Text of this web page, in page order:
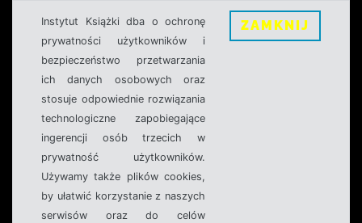
Instytut Książki dba o ochronę
prywatności użytkowników i
bezpieczeństwo przetwarzania
ich danych osobowych oraz
stosuje odpowiednie rozwiązania
technologiczne zapobiegające
ingerencji osób trzecich w
prywatność użytkowników.
Używamy także plików cookies,
by ułatwić korzystanie z naszych
serwisów oraz do celów
ZAMKNIJ